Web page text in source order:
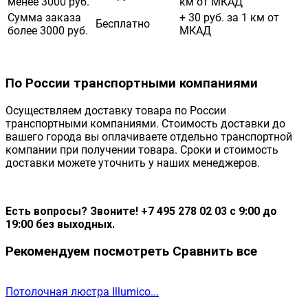
Сумма заказа
более 3000 руб.
Бесплатно
+ 30 руб. за 1 км от
МКАД
По России транспортными компаниями
Осуществляем доставку товара по России
транспортными компаниями. Стоимость доставки до
вашего города вы оплачиваете отдельно транспортной
компании при получении товара. Сроки и стоимость
доставки можете уточнить у наших менеджеров.
Есть вопросы? Звоните! +7 495 278 02 03 с 9:00 до
19:00 без выходных.
Рекомендуем посмотреть Сравнить все
Потолочная люстра Illumico...